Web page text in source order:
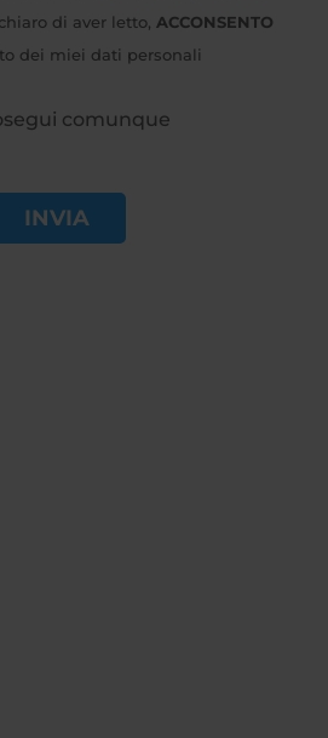
di aver letto, ACCONSENTO
dei miei dati personali
comunque